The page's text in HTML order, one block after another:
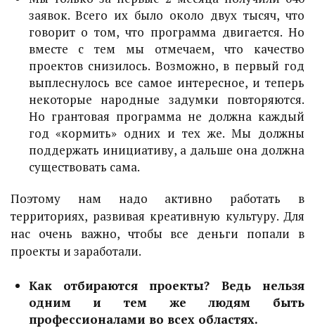
заявок. Всего их было около двух тысяч, что
говорит о том, что программа двигается. Но
вместе с тем мы отмечаем, что качество
проектов снизилось. Возможно, в первый год
выплеснулось все самое интересное, и теперь
некоторые народные задумки повторяются.
Но грантовая программа не должна каждый
год «кормить» одних и тех же. Мы должны
поддержать инициативу, а дальше она должна
существовать сама.
Поэтому нам надо активно работать в
территориях, развивая креативную культуру. Для
нас очень важно, чтобы все деньги попали в
проекты и заработали.
Как отбираются проекты? Ведь нельзя
одним и тем же людям быть
профессионалами во всех областях.